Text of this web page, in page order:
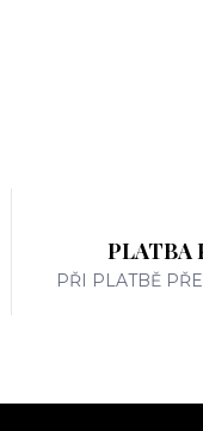
PLATBA
PŘI PLATBĚ